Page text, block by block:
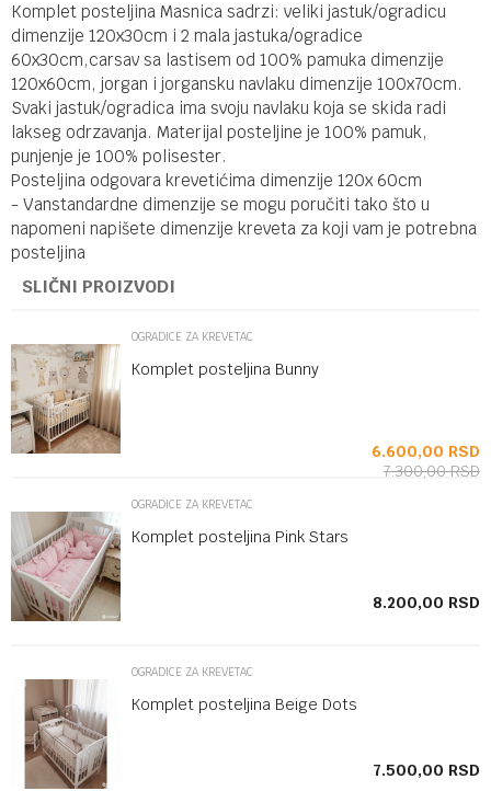
Komplet posteljina Masnica sadrzi: veliki jastuk/ogradicu
dimenzije 120x30cm i 2 mala jastuka/ogradice
60x30cm,carsav sa lastisem od 100% pamuka dimenzije
120x60cm, jorgan i jorgansku navlaku dimenzije 100x70cm.
Svaki jastuk/ogradica ima svoju navlaku koja se skida radi
lakseg odrzavanja. Materijal posteljine je 100% pamuk,
punjenje je 100% polisester.
Posteljina odgovara krevetićima dimenzije 120x 60cm
- Vanstandardne dimenzije se mogu poručiti tako što u
napomeni napišete dimenzije kreveta za koji vam je potrebna
posteljina
SLIČNI PROIZVODI
OGRADICE ZA KREVETAC
Komplet posteljina Bunny
6.600,00 RSD
7.300,00RSD
OGRADICE ZA KREVETAC
Komplet posteljina Pink Stars
8.200,00 RSD
OGRADICE ZA KREVETAC
Komplet posteljina Beige Dots
7.500,00 RSD